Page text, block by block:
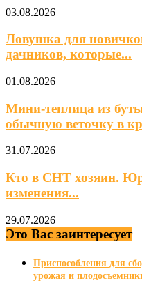
03.08.2026
Ловушка для
дачников, которые...
01.08.2026
Мини‑теплица из
обычную веточку в
31.07.2026
Кто в СНТ хозяин.
изменения...
29.07.2026
Это Вас заинтересует
Приспособления для
урожая и